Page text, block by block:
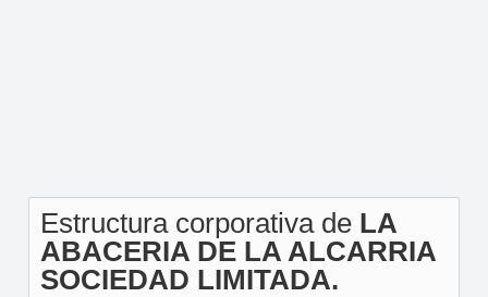
Estructura corporativa de LA
ABACERIA DE LA ALCARRIA
SOCIEDAD LIMITADA.